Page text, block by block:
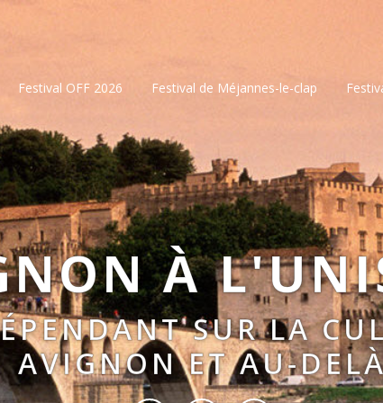
Festival OFF 2026 Festival de Méjannes-le-clap
À
SUR LA
AVIGNON ET AU-